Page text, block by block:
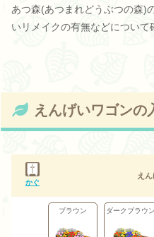
あつ森(あつまれどうぶつの森)
いリメイクの有無などについて
えんげいワゴンの
かぐ
え
ブラウン ダークブラウン